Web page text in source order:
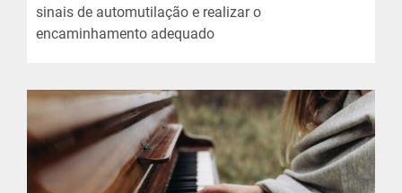
sinais de automutilação e realizar o
encaminhamento adequado